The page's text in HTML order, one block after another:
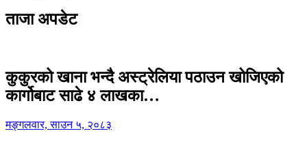
ताजा अपडेट
कुकुरको खाना भन्दै अस्ट्रेलिया पठाउन खोजिएको
कार्गोबाट साढे ४ लाखका…
मङ्गलवार, साउन ५, २०८३